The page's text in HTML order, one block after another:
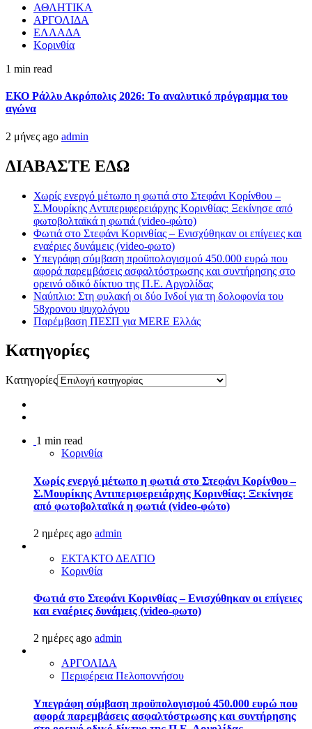
ΑΘΛΗΤΙΚΑ
ΑΡΓΟΛΙΔΑ
ΕΛΛΑΔΑ
Κορινθία
1 min read
ΕΚΟ Ράλλυ Ακρόπολις 2026: Το αναλυτικό πρόγραμμα του
αγώνα
2 μήνες ago admin
ΔΙΑΒΑΣΤΕ ΕΔΩ
Χωρίς ενεργό μέτωπο η φωτιά στο Στεφάνι Κορίνθου –
Σ.Μουρίκης Αντιπεριφερειάρχης Κορινθίας: Ξεκίνησε από
φωτοβολταϊκά η φωτιά (video-φώτο)
Φωτιά στο Στεφάνι Κορινθίας – Ενισχύθηκαν οι επίγειες και
εναέριες δυνάμεις (video-φωτο)
Υπεγράφη σύμβαση προϋπολογισμού 450.000 ευρώ που
αφορά παρεμβάσεις ασφαλτόστρωσης και συντήρησης στο
ορεινό οδικό δίκτυο της Π.Ε. Αργολίδας
Ναύπλιο: Στη φυλακή οι δύο Ινδοί για τη δολοφονία του
58χρονου ψυχολόγου
Παρέμβαση ΠΕΣΠ για MERE Ελλάς
Kατηγορίες
Kατηγορίες
1 min read
Κορινθία
Χωρίς ενεργό μέτωπο η φωτιά στο Στεφάνι Κορίνθου –
Σ.Μουρίκης Αντιπεριφερειάρχης Κορινθίας: Ξεκίνησε
από φωτοβολταϊκά η φωτιά (video-φώτο)
2 ημέρες ago admin
ΕΚΤΑΚΤΟ ΔΕΛΤΙΟ
Κορινθία
Φωτιά στο Στεφάνι Κορινθίας – Ενισχύθηκαν οι επίγειες
και εναέριες δυνάμεις (video-φωτο)
2 ημέρες ago admin
ΑΡΓΟΛΙΔΑ
Περιφέρεια Πελοποννήσου
Υπεγράφη σύμβαση προϋπολογισμού 450.000 ευρώ που
αφορά παρεμβάσεις ασφαλτόστρωσης και συντήρησης